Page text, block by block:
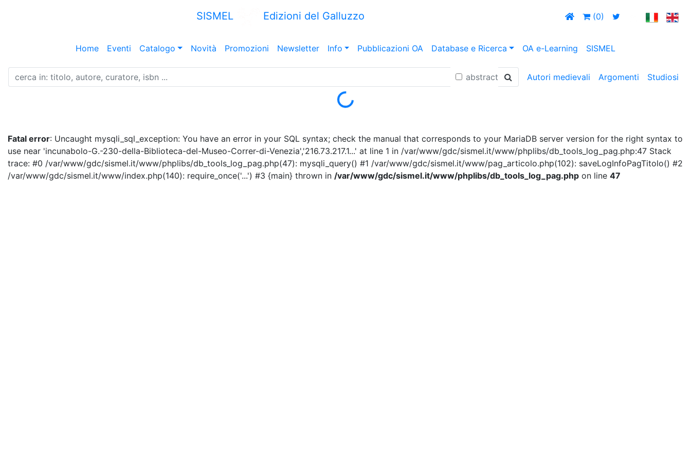
SISMEL Edizioni del Galluzzo (0)
Home Eventi Catalogo Novità Promozioni Newsletter Info Pubblicazioni OA Database e Ricerca OA e-Learning SISMEL
abstract Autori medievali Argomenti Studiosi
Loading...
Fatal error: Uncaught mysqli_sql_exception: You have an error in your SQL syntax; check the manual that corresponds to your MariaDB server version for the right syntax to
use near 'incunabolo-G.-230-della-Biblioteca-del-Museo-Correr-di-Venezia','216.73.217.1...' at line 1 in /var/www/gdc/sismel.it/www/phplibs/db_tools_log_pag.php:47 Stack
trace: #0 /var/www/gdc/sismel.it/www/phplibs/db_tools_log_pag.php(47): mysqli_query() #1 /var/www/gdc/sismel.it/www/pag_articolo.php(102): saveLogInfoPagTitolo() #2
/var/www/gdc/sismel.it/www/index.php(140): require_once('...') #3 {main} thrown in /var/www/gdc/sismel.it/www/phplibs/db_tools_log_pag.php on line 47